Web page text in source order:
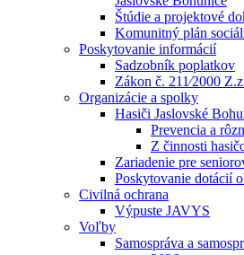
Štúdie a projektové
Komunitný plán
Poskytovanie informácií
Sadzobník poplatkov
Zákon č. 211⁄2000
Organizácie a spolky
Hasiči Jaslovské
Prevencia a
Z činnosti
Zariadenie pre
Poskytovanie dotácií
Civilná ochrana
Výpuste JAVYS
Voľby
Samospráva a